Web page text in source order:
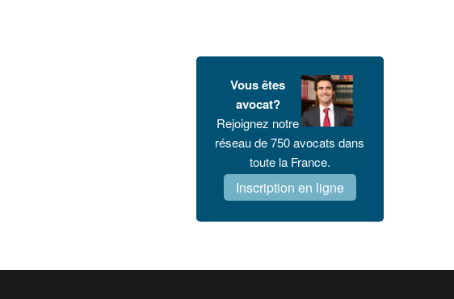
Vous êtes
avocat?
Rejoignez notre
réseau de 750 avocats dans
toute la France.
Inscription en ligne